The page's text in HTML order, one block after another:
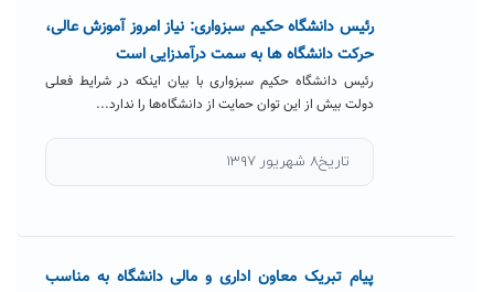
رئیس دانشگاه حکیم سبزواری: نیاز امروز آموزش عالی،
حرکت دانشگاه ها به سمت درآمدزایی است
رئیس دانشگاه حکیم سبزواری با بیان اینکه در شرایط فعلی
دولت بیش از این توان حمایت از دانشگاه‌ها را ندارد...
تاریخ۸ شهریور ۱۳۹۷
پیام تبریک معاون اداری و مالی دانشگاه به مناسب